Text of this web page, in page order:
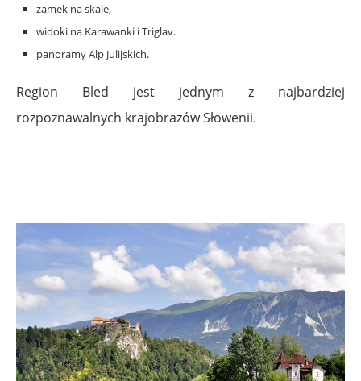
zamek na skale,
widoki na Karawanki i Triglav.
panoramy Alp Julijskich.
Region Bled jest jednym z najbardziej
rozpoznawalnych krajobrazów Słowenii.